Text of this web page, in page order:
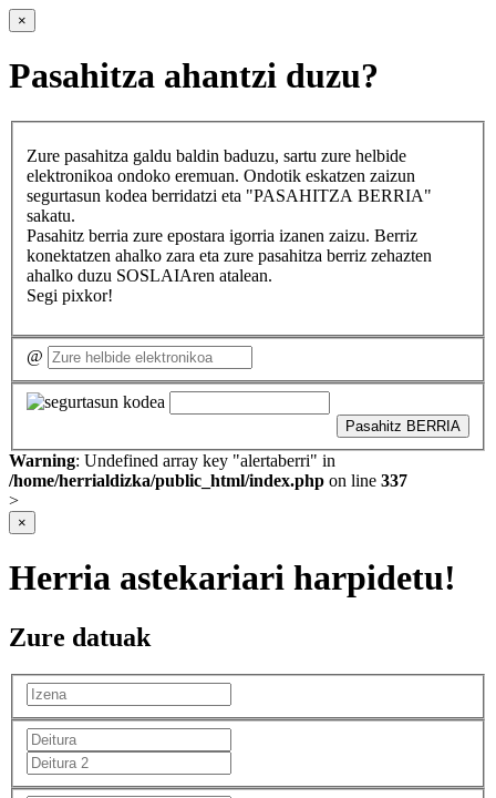
×
Pasahitza ahantzi duzu?
Zure pasahitza galdu baldin baduzu, sartu zure helbide
elektronikoa ondoko eremuan. Ondotik eskatzen zaizun
segurtasun kodea berridatzi eta "PASAHITZA BERRIA"
sakatu.
Pasahitz berria zure epostara igorria izanen zaizu. Berriz
konektatzen ahalko zara eta zure pasahitza berriz zehazten
ahalko duzu SOSLAIAren atalean.
Segi pixkor!
@
Pasahitz BERRIA
Warning: Undefined array key "alertaberri" in
/home/herrialdizka/public_html/index.php on line 337
>
×
Herria astekariari harpidetu!
Zure datuak